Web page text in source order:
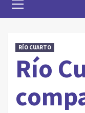
Menu
RÍO CUARTO
Río